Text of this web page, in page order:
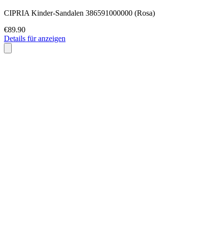
CIPRIA Kinder-Sandalen 386591000000 (Rosa)
€89.90
Details für anzeigen